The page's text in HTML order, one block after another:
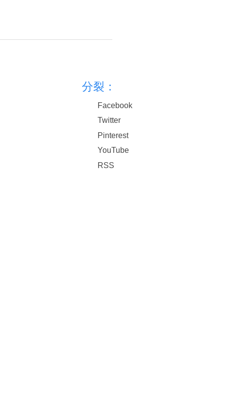
分裂：
Facebook
Twitter
Pinterest
YouTube
RSS